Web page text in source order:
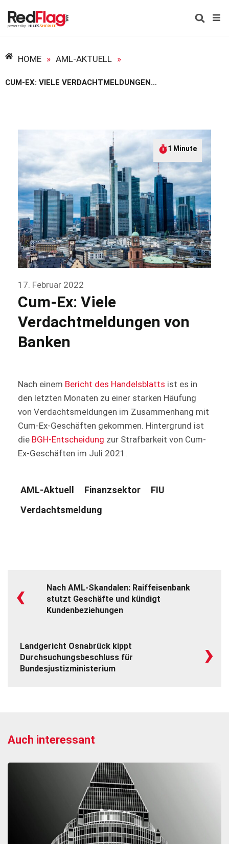
HOME » AML-AKTUELL »
CUM-EX: VIELE VERDACHTMELDUNGEN VON BANKEN
17. Februar 2022
Cum-Ex: Viele
Verdachtmeldungen von
Banken
1 Minute
Nach einem Bericht des Handelsblatts ist es in
den letzten Monaten zu einer starken Häufung
von Verdachtsmeldungen im Zusammenhang mit
Cum-Ex-Geschäften gekommen. Hintergrund ist
die BGH-Entscheidung zur Strafbarkeit von Cum-
Ex-Geschäften im Juli 2021.
AML-Aktuell Finanzsektor
FIU
Verdachtsmeldung
‹
Nach AML-Skandalen: Raiffeisenbank
stutzt Geschäfte und kündigt
Kundenbeziehungen
Landgericht Osnabrück kippt
Durchsuchungsbeschluss für
Bundesjustizministerium
›
Auch interessant